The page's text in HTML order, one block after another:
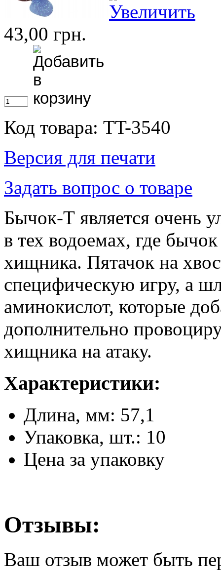
43,00 грн.
Код товара: TT-3540
Версия для печати
Задать вопрос о товаре
Бычок-Т является очень
в тех водоемах, где
хищника. Пятачок на
специфическую игру, а
аминокислот, которые
дополнительно
хищника на атаку.
Характеристики:
Длина, мм: 57,1
Упаковка, шт.: 10
Цена за упаковку
Отзывы:
Ваш отзыв может быть